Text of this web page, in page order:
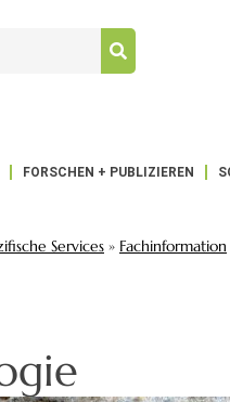
FORSCHEN + PUBLIZIEREN
Services » Fachinformation